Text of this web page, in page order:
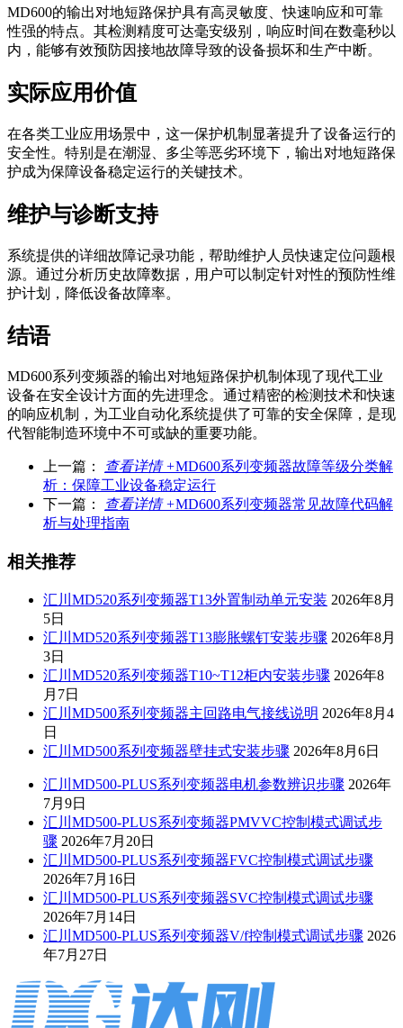
MD600的输出对地短路保护具有高灵敏度、快速响应和可靠
性强的特点。其检测精度可达毫安级别，响应时间在数毫秒以
内，能够有效预防因接地故障导致的设备损坏和生产中断。
实际应用价值
在各类工业应用场景中，这一保护机制显著提升了设备运行的
安全性。特别是在潮湿、多尘等恶劣环境下，输出对地短路保
护成为保障设备稳定运行的关键技术。
维护与诊断支持
系统提供的详细故障记录功能，帮助维护人员快速定位问题根
源。通过分析历史故障数据，用户可以制定针对性的预防性维
护计划，降低设备故障率。
结语
MD600系列变频器的输出对地短路保护机制体现了现代工业
设备在安全设计方面的先进理念。通过精密的检测技术和快速
的响应机制，为工业自动化系统提供了可靠的安全保障，是现
代智能制造环境中不可或缺的重要功能。
上一篇： 查看详情 +MD600系列变频器故障等级分类解
析：保障工业设备稳定运行
下一篇：
查看详情 +MD600系列变频器常见故障代码解
析与处理指南
相关推荐
汇川MD520系列变频器T13外置制动单元安装 2026年8月
5日
汇川MD520系列变频器T13膨胀螺钉安装步骤 2026年8月
3日
汇川MD520系列变频器T10~T12柜内安装步骤 2026年8
月7日
汇川MD500系列变频器主回路电气接线说明 2026年8月4
日
汇川MD500系列变频器壁挂式安装步骤 2026年8月6日
汇川MD500-PLUS系列变频器电机参数辨识步骤 2026年
7月9日
汇川MD500-PLUS系列变频器PMVVC控制模式调试步
骤 2026年7月20日
汇川MD500-PLUS系列变频器FVC控制模式调试步骤
2026年7月16日
汇川MD500-PLUS系列变频器SVC控制模式调试步骤
2026年7月14日
汇川MD500-PLUS系列变频器V/f控制模式调试步骤 2026
年7月27日